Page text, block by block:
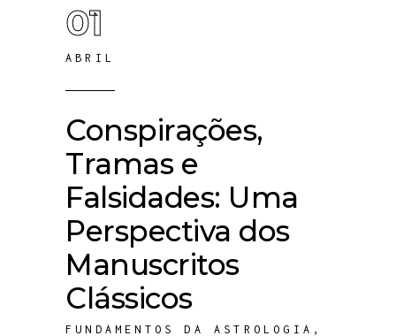
01
ABRIL
Conspirações,
Tramas e
Falsidades: Uma
Perspectiva dos
Manuscritos
Clássicos
FUNDAMENTOS DA ASTROLOGIA ,